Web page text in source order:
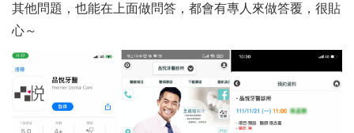
其他問題，也能在上面做問答，都會有專人來做答覆，很貼
心～